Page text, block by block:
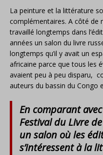
La peinture et la littérature
complémentaires. A côté de
travaillé longtemps dans
années un salon du livre
longtemps qu’il y avait un
africaine parce que tous les
avaient peu à peu disparu,
auteurs du bassin du Congo
En comparant
Festival du Livre
un salon où les
s’intéressent à la